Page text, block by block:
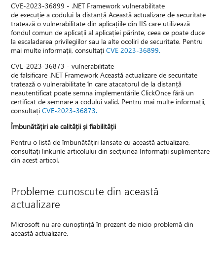
CVE-2023-36899 - .NET Framework vulnerabilitate
de execuție a codului la distanță Această actualizare de securitate
tratează o vulnerabilitate din aplicațiile din IIS care utilizează
fondul comun de aplicații al aplicației părinte, ceea ce poate duce
la escaladarea privilegiilor sau la alte ocoliri de securitate. Pentru
mai multe informații, consultațiCVE 2023-36899.
CVE-2023-36873 - vulnerabilitate
de falsificare .NET Framework Această actualizare de securitate
tratează o vulnerabilitate în care atacatorul de la distanță
neautentificat poate semna implementările ClickOnce fără un
certificat de semnare a codului valid. Pentru mai multe informații,
consultațiCVE-2023-36873.
Îmbunătățiri ale calității și fiabilității
Pentru o listă de îmbunătățiri lansate cu această actualizare,
consultați linkurile articolului din secțiunea Informații suplimentare
din acest articol.
Probleme cunoscute din această
actualizare
Microsoft nu are cunoștință în prezent de nicio problemă din
această actualizare.